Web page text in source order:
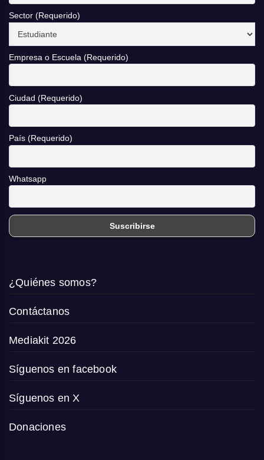
Sector (Requerido)
Empresa o Escuela (Requerido)
Ciudad (Requerido)
País (Requerido)
Whatsapp
¿Quiénes somos?
Contáctanos
Mediakit 2026
Síguenos en facebook
Síguenos en X
Donaciones